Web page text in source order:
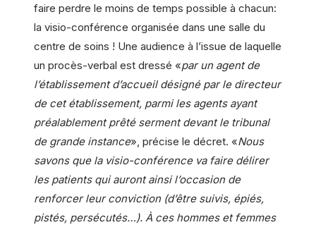
faire perdre le moins de temps possible à chacun:
la visio-conférence organisée dans une salle du
centre de soins ! Une audience à l’issue de laquelle
un procès-verbal est dressé «par un agent de
l’établissement d’accueil désigné par le directeur
de cet établissement, parmi les agents ayant
préalablement prêté serment devant le tribunal
de grande instance», précise le décret. «Nous
savons que la visio-conférence va faire délirer
les patients qui auront ainsi l’occasion de
renforcer leur conviction (d’être suivis, épiés,
pistés, persécutés…). À ces hommes et femmes